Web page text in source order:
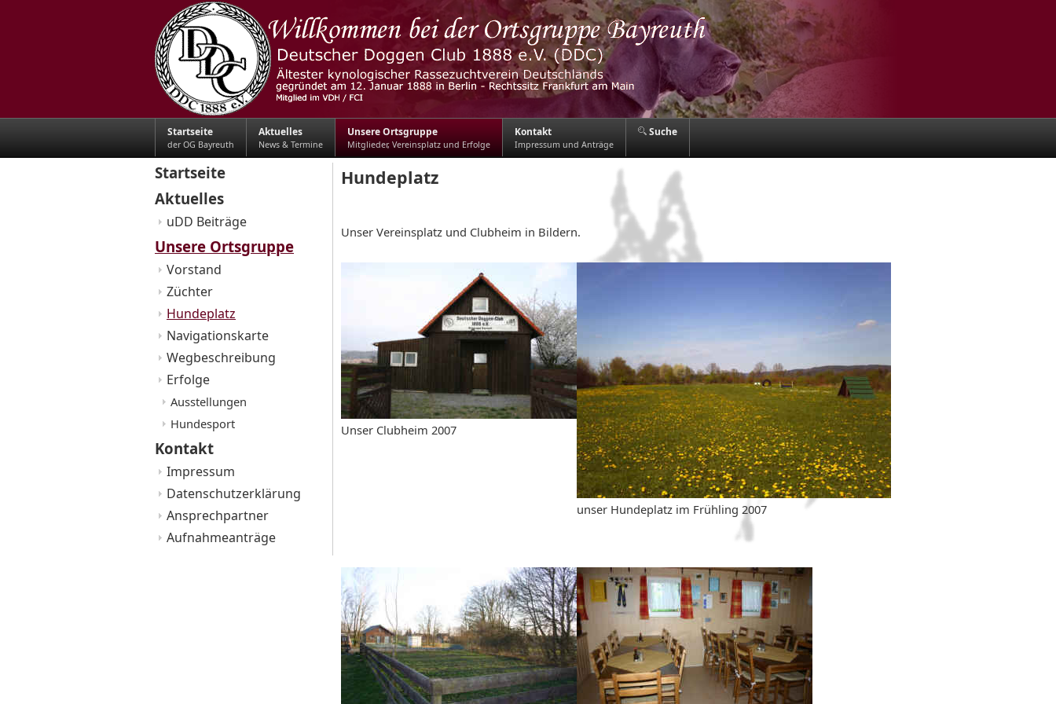
Startseite
der OG Bayreuth
Aktuelles
News & Termine
Unsere Ortsgruppe
Mitglieder, Vereinsplatz und Erfolge
Kontakt
Impressum und Anträge
Suche
Startseite
Aktuelles
uDD Beiträge
Unsere Ortsgruppe
Vorstand
Züchter
Hundeplatz
Navigationskarte
Wegbeschreibung
Erfolge
Ausstellungen
Hundesport
Kontakt
Impressum
Datenschutzerklärung
Ansprechpartner
Aufnahmeanträge
Hundeplatz
Unser Vereinsplatz und Clubheim in Bildern.
Unser Clubheim 2007
unser Hundeplatz im Frühling 2007